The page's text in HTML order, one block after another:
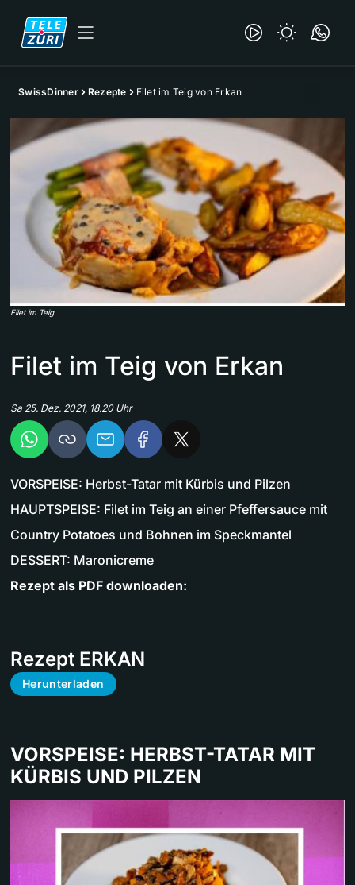
SwissDinner Rezepte Filet im Teig von Erkan
Filet im Teig
Filet im Teig von Erkan
Sa 25. Dez. 2021, 18.20 Uhr
VORSPEISE: Herbst-Tatar mit Kürbis und Pilzen
HAUPTSPEISE: Filet im Teig an einer Pfeffersauce mit
Country Potatoes und Bohnen im Speckmantel
DESSERT: Maronicreme
Rezept als PDF downloaden:
Rezept ERKAN
Herunterladen
VORSPEISE: HERBST-TATAR MIT
KÜRBIS UND PILZEN